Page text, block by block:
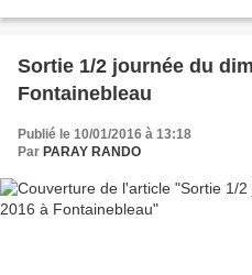
Sortie 1/2 journée du
Fontainebleau
Publié le 10/01/2016 à 13:18
Par PARAY RANDO